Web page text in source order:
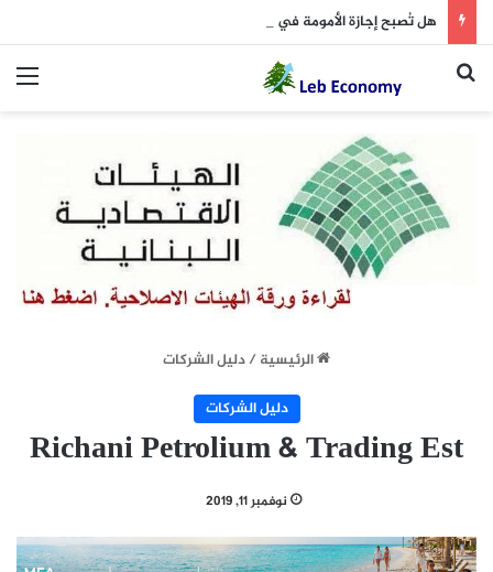
هل تُصبح إجازة الأمومة في لبنان 14 أسبوعاً؟
بحث عن
الرئيسية/دليل الشركات
دليل الشركات
Richani Petrolium & Trading Est
نوفمبر 11, 2019